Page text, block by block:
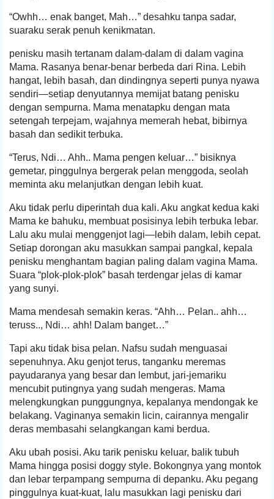
“Owhh… enak banget, Mah…” desahku tanpa sadar,
suaraku serak penuh kenikmatan.
penisku masih tertanam dalam-dalam di dalam vagina
Mama. Rasanya benar-benar berbeda dari Rina. Lebih
hangat, lebih basah, dan dindingnya seperti punya nyawa
sendiri—setiap denyutannya memijat batang penisku
dengan sempurna. Mama menatapku dengan mata
setengah terpejam, wajahnya memerah hebat, bibirnya
basah dan sedikit terbuka.
“Terus, Ndi… Ahh.. Mama pengen keluar…” bisiknya
gemetar, pinggulnya bergerak pelan menggoda, seolah
meminta aku melanjutkan dengan lebih kuat.
Aku tidak perlu diperintah dua kali. Aku angkat kedua kaki
Mama ke bahuku, membuat posisinya lebih terbuka lebar.
Lalu aku mulai menggenjot lagi—lebih dalam, lebih cepat.
Setiap dorongan aku masukkan sampai pangkal, kepala
penisku menghantam bagian paling dalam vagina Mama.
Suara “plok-plok-plok” basah terdengar jelas di kamar
yang sunyi.
Mama mendesah semakin keras. “Ahh… Pelan.. ahh…
teruss.., Ndi… ahh! Dalam banget…”
Tapi aku tidak bisa pelan. Nafsu sudah menguasai
sepenuhnya. Aku genjot terus, tanganku meremas
payudaranya yang besar dan lembut, jari-jemariku
mencubit putingnya yang sudah mengeras. Mama
melengkungkan punggungnya, kepalanya mendongak ke
belakang. Vaginanya semakin licin, cairannya mengalir
deras membasahi selangkangan kami berdua.
Aku ubah posisi. Aku tarik penisku keluar, balik tubuh
Mama hingga posisi doggy style. Bokongnya yang montok
dan lebar terpampang sempurna di depanku. Aku pegang
pinggulnya kuat-kuat, lalu masukkan lagi penisku dari